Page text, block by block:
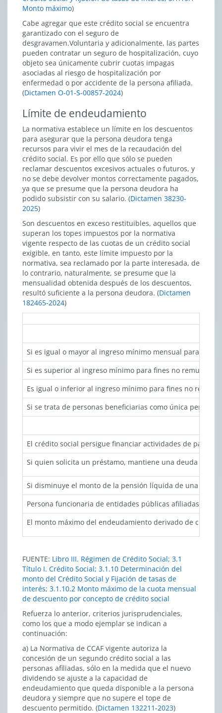
Monto máximo)
Cabe agregar que este crédito social se encuentra
garantizado con el seguro de
desgravamen.Voluntaria y adicionalmente, las partes
pueden contratar un seguro de hospitalización, cuyo
objeto sea únicamente cubrir cuotas impagas
asociadas al riesgo de hospitalización por
enfermedad o por accidente de la persona afiliada.
(Dictamen O-01-S-00857-2024)
Límite de endeudamiento
La normativa establece un límite en los descuentos
para asegurar que la persona deudora tenga
recursos para vivir el mes de la recaudación del
crédito social. Es por ello que sólo se pueden
reclamar descuentos excesivos actuales o futuros, y
no se debe devolver montos correctamente pagados,
ya que se presume que la persona deudora ha
podido subsistir con su salario. (Dictamen 38230-
2025)
Son descuentos en exceso restituibles, aquellos que
superan los topes impuestos por la normativa
vigente respecto de las cuotas de un crédito social
exigible, en tanto, este límite impuesto por la
normativa, sea reclamado por la parte interesada, de
lo contrario, naturalmente, se presume que la
mensualidad obtenida después de los descuentos,
resultó suficiente a la persona deudora. (Dictamen
182465-2024)
Si es igual o mayor al ingreso mínimo mensual para
Si es superior al ingreso mínimo para fines no
Es igual o inferior al ingreso mínimo para fines no
Si se trata de personas beneficiarias como única pensión,
El crédito social persigue financiar actividades de para
Si quien solicita un préstamo, mantiene una deuda
Si disminuye el monto de la pensión líquida de una
Persona funcionaria de entidades públicas afiliadas que
El monto máximo del endeudamiento derivado de
FUENTE: Libro III. Régimen de Crédito Social; 3.1
Título I. Crédito Social; 3.1.10 Determinación del
monto del Crédito Social y Fijación de tasas de
interés; 3.1.10.2 Monto máximo de la cuota mensual
de descuento por concepto de crédito social
Refuerza lo anterior, criterios jurisprudenciales,
como los que a modo ejemplar se indican a
continuación:
a) La Normativa de CCAF vigente autoriza la
concesión de un segundo crédito social a las
personas afiliadas, sólo en la medida que el nuevo
dividendo se ajuste a la capacidad de
endeudamiento que queda disponible a la persona
deudora y siempre que no supere el tope de
descuento permitido. (Dictamen 132211-2023)